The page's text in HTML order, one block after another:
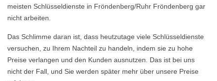
meisten Schlüsseldienste in Fröndenberg/Ruhr Fröndenberg gar
nicht arbeiten.
Das Schlimme daran ist, dass heutzutage viele Schlüsseldienste
versuchen, zu Ihrem Nachteil zu handeln, indem sie zu hohe
Preise verlangen und den Kunden ausnutzen. Das ist bei uns
nicht der Fall, und Sie werden später mehr über unsere Preise